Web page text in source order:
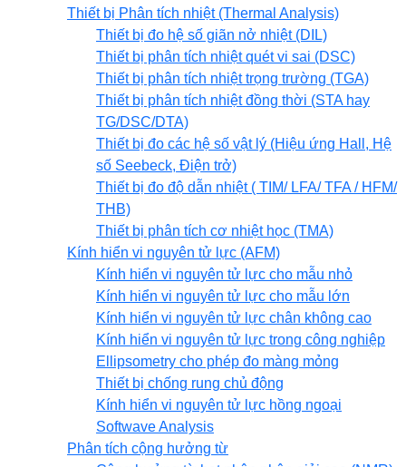
Thiết bị Phân tích nhiệt (Thermal Analysis)
Thiết bị đo hệ số giãn nở nhiệt (DIL)
Thiết bị phân tích nhiệt quét vi sai (DSC)
Thiết bị phân tích nhiệt trọng trường (TGA)
Thiết bị phân tích nhiệt đồng thời (STA hay
TG/DSC/DTA)
Thiết bị đo các hệ số vật lý (Hiệu ứng Hall, Hệ
số Seebeck, Điện trở)
Thiết bị đo độ dẫn nhiệt ( TIM/ LFA/ TFA / HFM/
THB)
Thiết bị phân tích cơ nhiệt học (TMA)
Kính hiển vi nguyên tử lực (AFM)
Kính hiển vi nguyên tử lực cho mẫu nhỏ
Kính hiển vi nguyên tử lực cho mẫu lớn
Kính hiển vi nguyên tử lực chân không cao
Kính hiển vi nguyên tử lực trong công nghiệp
Ellipsometry cho phép đo màng mỏng
Thiết bị chống rung chủ động
Kính hiển vi nguyên tử lực hồng ngoại
Softwave Analysis
Phân tích cộng hưởng từ